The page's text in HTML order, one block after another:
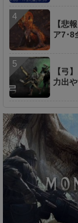
【悲
ア7･8
【弓
力出